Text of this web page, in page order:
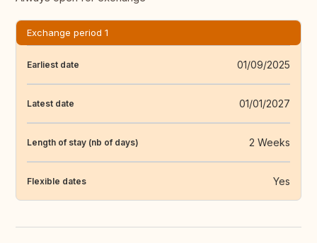
Exchange period 1
Earliest date 01/09/2025
Latest date 01/01/2027
Length of stay (nb of days) 2 Weeks
Flexible dates Yes